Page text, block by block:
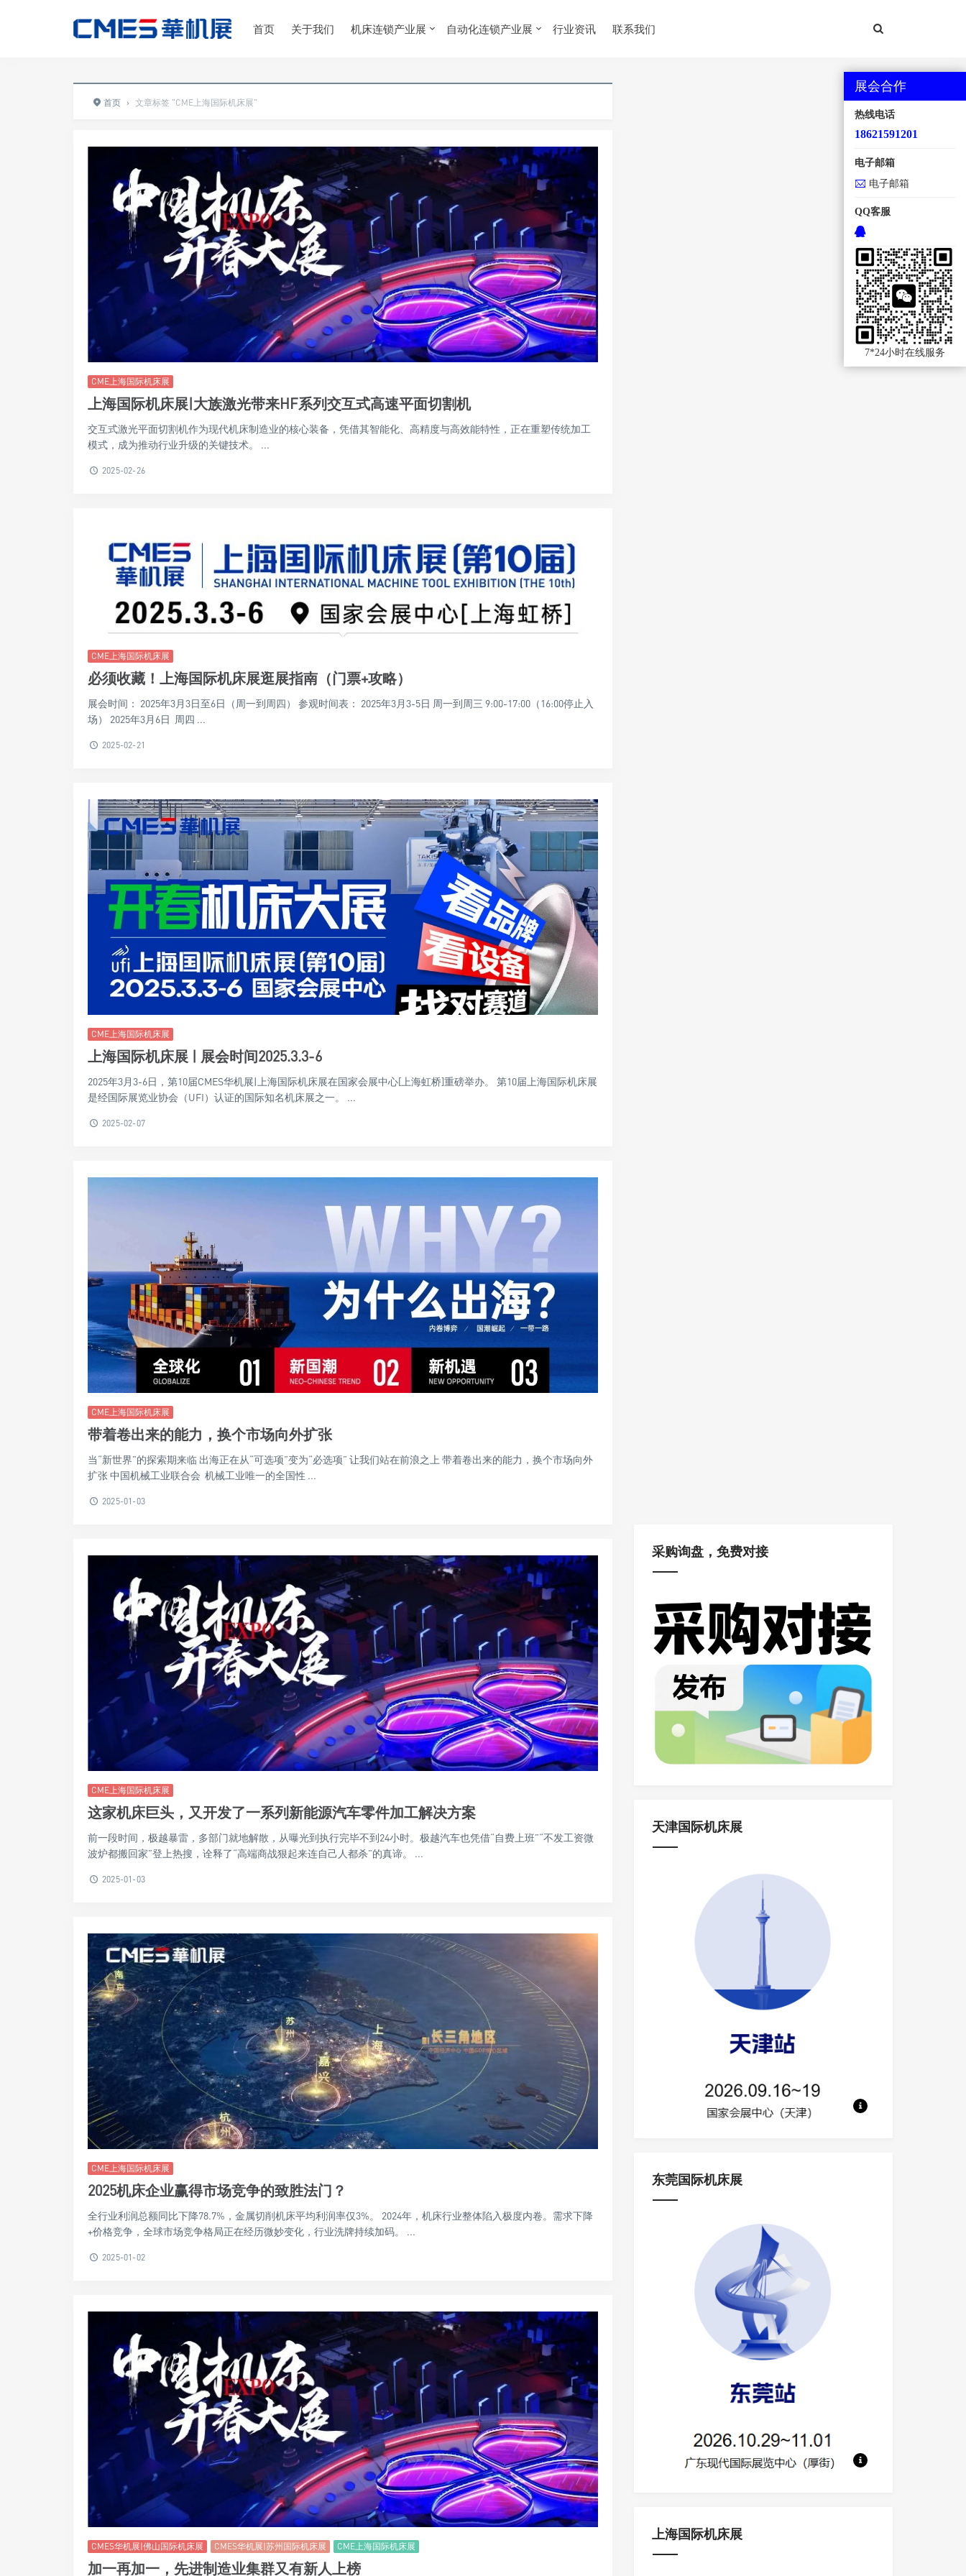
首页 关于我们 机床连锁产业展 自动化连锁产业展 行业资讯 联系我们
首页 › 文章标签 "CME上海国际机床展"
CME上海国际机床展
上海国际机床展|大族激光带来HF系列交互式高速平面切割机
交互式激光平面切割机作为现代机床制造业的核心装备，凭借其智能化、高精度与高效能特性，正在重塑传统加工
模式，成为推动行业升级的关键技术。 ...
2025-02-26
CME上海国际机床展
必须收藏！上海国际机床展逛展指南（门票+攻略）
展会时间： 2025年3月3日至6日（周一到周四） 参观时间表： 2025年3月3-5日 周一到周三 9:00-17:00（16:00停止入
场） 2025年3月6日 周四 ...
2025-02-21
CME上海国际机床展
上海国际机床展 | 展会时间2025.3.3-6
2025年3月3-6日，第10届CMES华机展|上海国际机床展在国家会展中心[上海虹桥]重磅举办。 第10届上海国际机床展
是经国际展览业协会（UFI）认证的国际知名机床展之一。 ...
2025-02-07
CME上海国际机床展
带着卷出来的能力，换个市场向外扩张
当“新世界”的探索期来临 出海正在从“可选项”变为“必选项” 让我们站在前浪之上 带着卷出来的能力，换个市场向外
扩张 中国机械工业联合会 机械工业唯一的全国性 ...
2025-01-03
CME上海国际机床展
这家机床巨头，又开发了一系列新能源汽车零件加工解决方案
前一段时间，极越暴雷，多部门就地解散，从曝光到执行完毕不到24小时。极越汽车也凭借“自费上班”“不发工资微
波炉都搬回家”登上热搜，诠释了“高端商战狠起来连自己人都杀”的真谛。 ...
2025-01-03
CME上海国际机床展
2025机床企业赢得市场竞争的致胜法门？
全行业利润总额同比下降78.7%，金属切削机床平均利润率仅3%。 2024年，机床行业整体陷入极度内卷。需求下降
+价格竞争，全球市场竞争格局正在经历微妙变化，行业洗牌持续加码。 ...
2025-01-02
CMES华机展|佛山国际机床展 CMES华机展|苏州国际机床展 CME上海国际机床展
加一再加一，先进制造业集群又有新人上榜
采购询盘，免费对接
天津国际机床展
地点：国家会展中心（天津）
东莞国际机床展
地点：广东现代国际展览中心
上海国际机床展
展会合作
热线电话
18621591201
电子邮箱
电子邮箱
QQ客服
7*24小时在线服务